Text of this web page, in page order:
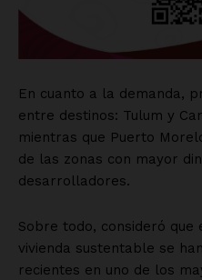
En cuanto a la demanda,
entre destinos: Tulum y
mientras que Puerto
de las zonas con mayor
desarrolladores.
Sobre todo, consideró que
vivienda sustentable se
recientes en uno de los